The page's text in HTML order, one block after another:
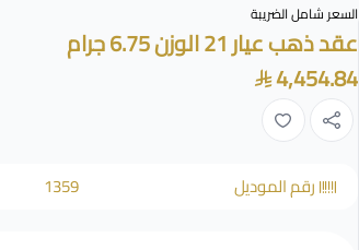
السعر شامل الضريبة
عقد ذهب عيار 21 الوزن 6.75 جرام
4,454.84
رقم الموديل 1359